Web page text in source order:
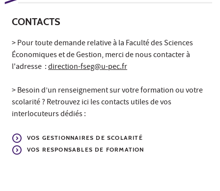
CONTACTS
> Pour toute demande relative à la Faculté des Sciences
Économiques et de Gestion, merci de nous contacter à
l'adresse :direction-fseg@u-pec.fr
> Besoin d’un renseignement sur votre formation ou votre
scolarité ? Retrouvez ici les contacts utiles de vos
interlocuteurs dédiés :
VOS GESTIONNAIRES DE SCOLARITÉ
VOS RESPONSABLES DE FORMATION